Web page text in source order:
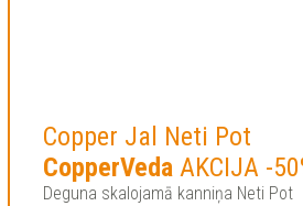
Copper Jal Neti Pot
CopperVedaAKCIJA -
Deguna skalojamā kanniņa Neti Pot